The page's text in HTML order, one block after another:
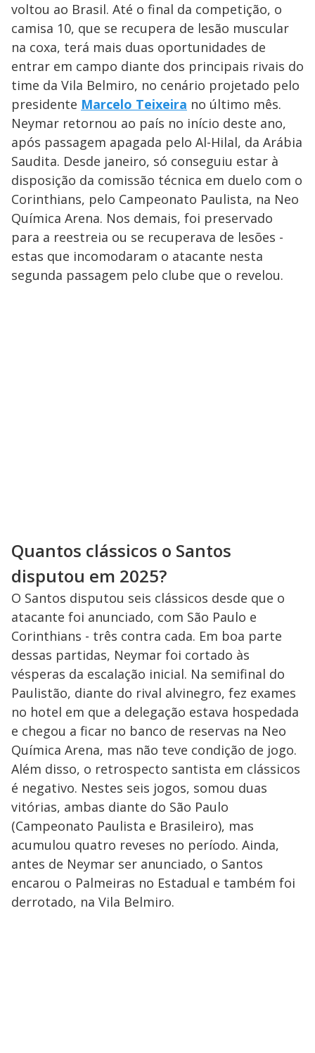
voltou ao Brasil. Até o final da competição, o
camisa 10, que se recupera de lesão muscular
na coxa, terá mais duas oportunidades de
entrar em campo diante dos principais rivais do
time da Vila Belmiro, no cenário projetado pelo
presidente Marcelo Teixeira no último mês.
Neymar retornou ao país no início deste ano,
após passagem apagada pelo Al-Hilal, da Arábia
Saudita. Desde janeiro, só conseguiu estar à
disposição da comissão técnica em duelo com o
Corinthians, pelo Campeonato Paulista, na Neo
Química Arena. Nos demais, foi preservado
para a reestreia ou se recuperava de lesões -
estas que incomodaram o atacante nesta
segunda passagem pelo clube que o revelou.
Quantos clássicos o Santos
disputou em 2025?
O Santos disputou seis clássicos desde que o
atacante foi anunciado, com São Paulo e
Corinthians - três contra cada. Em boa parte
dessas partidas, Neymar foi cortado às
vésperas da escalação inicial. Na semifinal do
Paulistão, diante do rival alvinegro, fez exames
no hotel em que a delegação estava hospedada
e chegou a ficar no banco de reservas na Neo
Química Arena, mas não teve condição de jogo.
Além disso, o retrospecto santista em clássicos
é negativo. Nestes seis jogos, somou duas
vitórias, ambas diante do São Paulo
(Campeonato Paulista e Brasileiro), mas
acumulou quatro reveses no período. Ainda,
antes de Neymar ser anunciado, o Santos
encarou o Palmeiras no Estadual e também foi
derrotado, na Vila Belmiro.